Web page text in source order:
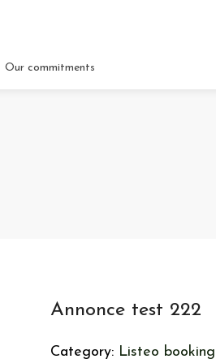
Our commitments
Annonce test 222
Category: Listeo booking